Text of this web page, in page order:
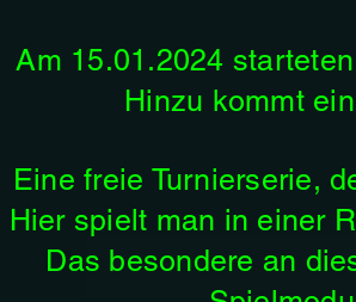
Am 15.01.2024
Hinzu kommt
Eine freie Turnierserie,
Hier spielt man in einer
Das besondere an